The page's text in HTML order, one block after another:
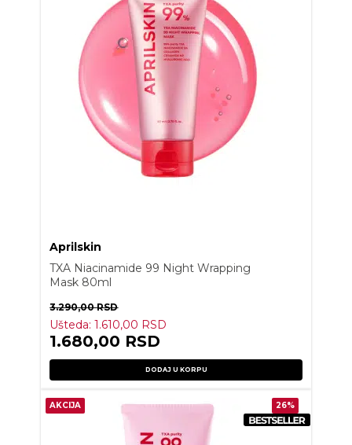
Aprilskin
TXA Niacinamide 99 Night Wrapping
Mask 80ml
3.290,00RSD
Ušteda:1.610,00 RSD
1.680,00 RSD
DODAJ U KORPU
AKCIJA 26%